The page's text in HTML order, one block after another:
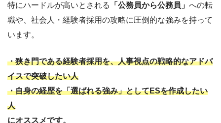
特にハードルが高いとされる 「公務員から公務員」 への転
職や、社会人・経験者採用の攻略に圧倒的な強みを持って
います。
・狭き門である経験者採用を、人事視点の戦略的なアドバ
イスで突破したい人
・自身の経歴を「選ばれる強み」としてESを作成したい
人
にオススメです。